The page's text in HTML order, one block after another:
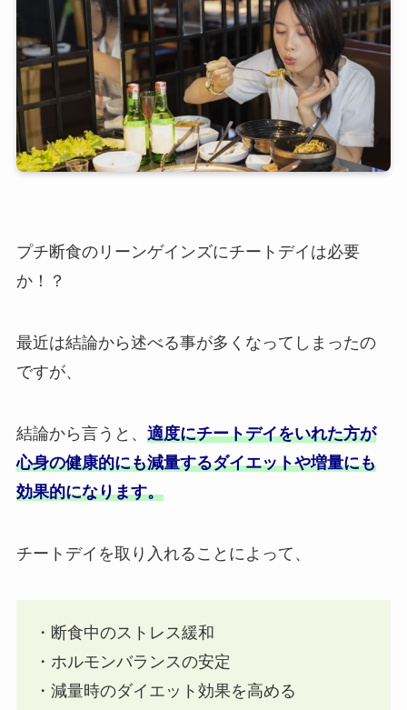
プチ断食のリーンゲインズにチートデイは必要
か！？
最近は結論から述べる事が多くなってしまったの
ですが、
結論から言うと、 適度にチートデイをいれた方が
心身の健康的にも減量するダイエットや増量にも
効果的になります。
チートデイを取り入れることによって、
・断食中のストレス緩和
・ホルモンバランスの安定
・減量時のダイエット効果を高める